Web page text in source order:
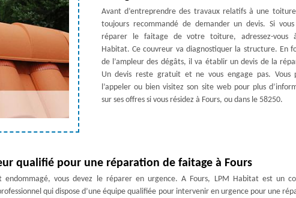
Avant d’entreprendre des travaux relatifs à une
toujours recommandé de demander un devis. Si vous
réparer le faitage de votre toiture, adressez-vous
Habitat. Ce couvreur va diagnostiquer la structure. En
de l’ampleur des dégâts, il va établir un devis de la
Un devis reste gratuit et ne vous engage pas. Vous
l’appeler ou bien visitez son site web pour plus
sur ses offres si vous résidez à Fours, ou dans le 58250.
qualifié pour une réparation de faitage à Fours
vous devez le réparer en urgence. A Fours, LPM Habitat est un
qui dispose d’une équipe qualifiée pour intervenir en urgence pour une